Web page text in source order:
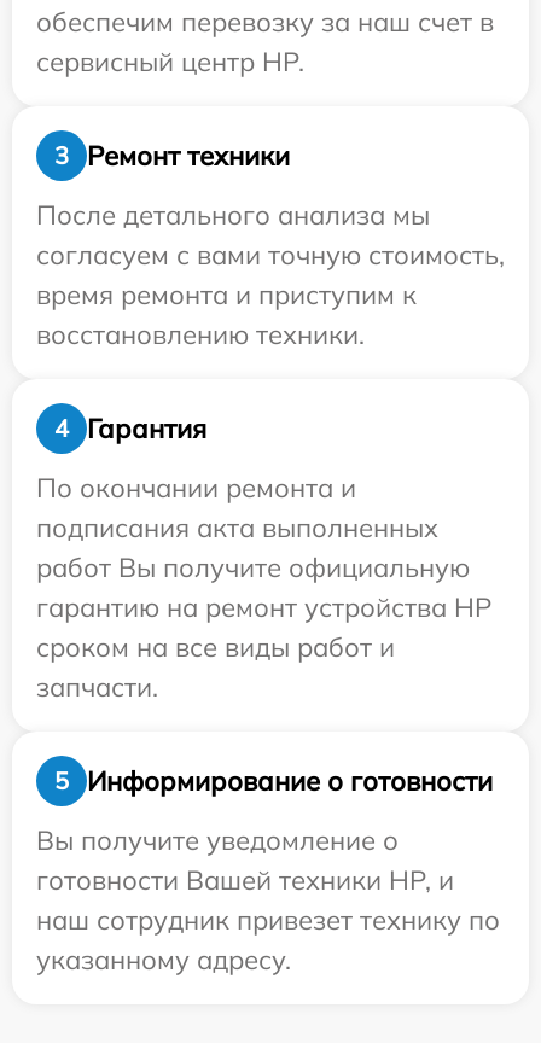
обеспечим перевозку за наш счет в
сервисный центр HP.
3
Ремонт техники
После детального анализа мы
согласуем с вами точную стоимость,
время ремонта и приступим к
восстановлению техники.
4
Гарантия
По окончании ремонта и
подписания акта выполненных
работ Вы получите официальную
гарантию на ремонт устройства HP
сроком на все виды работ и
запчасти.
5
Информирование о готовности
Вы получите уведомление о
готовности Вашей техники HP, и
наш сотрудник привезет технику по
указанному адресу.